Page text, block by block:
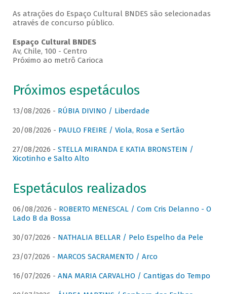
As atrações do Espaço Cultural BNDES são selecionadas
através de concurso público.
Espaço Cultural BNDES
Av, Chile, 100 - Centro
Próximo ao metrô Carioca
Próximos espetáculos
13/08/2026 - RÚBIA DIVINO / Liberdade
20/08/2026 - PAULO FREIRE / Viola, Rosa e Sertão
27/08/2026 - STELLA MIRANDA E KATIA BRONSTEIN /
Xicotinho e Salto Alto
Espetáculos realizados
06/08/2026 - ROBERTO MENESCAL / Com Cris Delanno - O
Lado B da Bossa
30/07/2026 - NATHALIA BELLAR / Pelo Espelho da Pele
23/07/2026 - MARCOS SACRAMENTO / Arco
16/07/2026 - ANA MARIA CARVALHO / Cantigas do Tempo